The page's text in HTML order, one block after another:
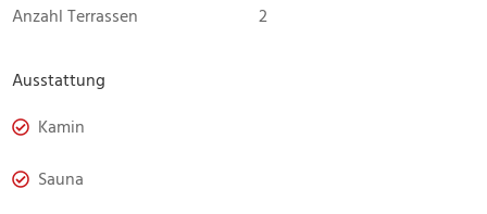
Anzahl Terrassen
2
Ausstattung
Kamin
Sauna